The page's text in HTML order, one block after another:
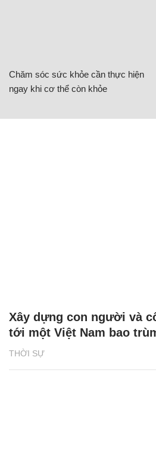
Chăm sóc sức khỏe cần thực hiện
ngay khi cơ thể còn khỏe
THỜI SỰ
Xây dựng con người và
tới một Việt Nam bao